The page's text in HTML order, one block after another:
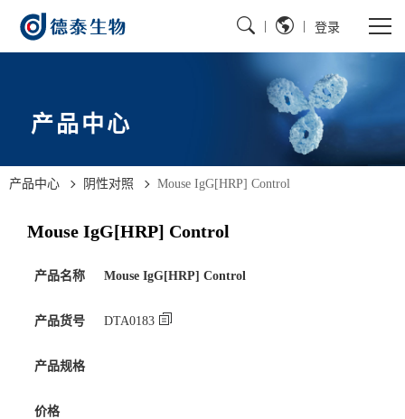
登录
产品中心
产品中心 阴性对照 Mouse IgG[HRP] Control
Mouse IgG[HRP] Control
产品名称 Mouse IgG[HRP] Control
产品货号 DTA0183
产品规格
价格